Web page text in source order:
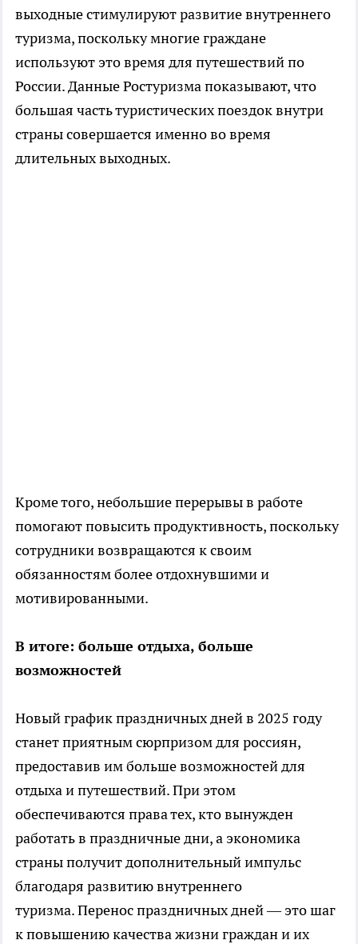
выходные стимулируют развитие внутреннего
туризма, поскольку многие граждане
используют это время для путешествий по
России. Данные Ростуризма показывают, что
большая часть туристических поездок внутри
страны совершается именно во время
длительных выходных.
Кроме того, небольшие перерывы в работе
помогают повысить продуктивность, поскольку
сотрудники возвращаются к своим
обязанностям более отдохнувшими и
мотивированными.
В итоге: больше отдыха, больше
возможностей
Новый график праздничных дней в 2025 году
станет приятным сюрпризом для россиян,
предоставив им больше возможностей для
отдыха и путешествий. При этом
обеспечиваются права тех, кто вынужден
работать в праздничные дни, а экономика
страны получит дополнительный импульс
благодаря развитию внутреннего
туризма. Перенос праздничных дней — это шаг
к повышению качества жизни граждан и их